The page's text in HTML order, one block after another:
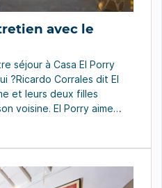
avec le
séjour à Casa El Porry
?Ricardo Corrales dit El
et leurs deux filles
voisine. El Porry aime